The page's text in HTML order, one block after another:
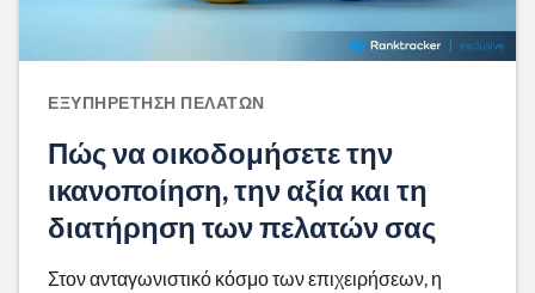
ΕΞΥΠΗΡΈΤΗΣΗ ΠΕΛΑΤΏΝ
Πώς να οικοδομήσετε την
ικανοποίηση, την αξία και τη
διατήρηση των πελατών σας
Στον ανταγωνιστικό κόσμο των επιχειρήσεων, η